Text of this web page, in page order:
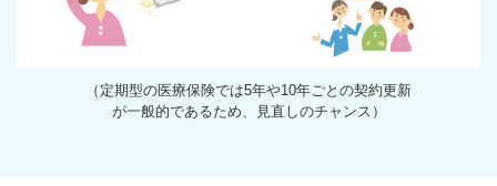
（定期型の医療保険では5年や10年ごとの契約更新
が一般的であるため、見直しのチャンス）